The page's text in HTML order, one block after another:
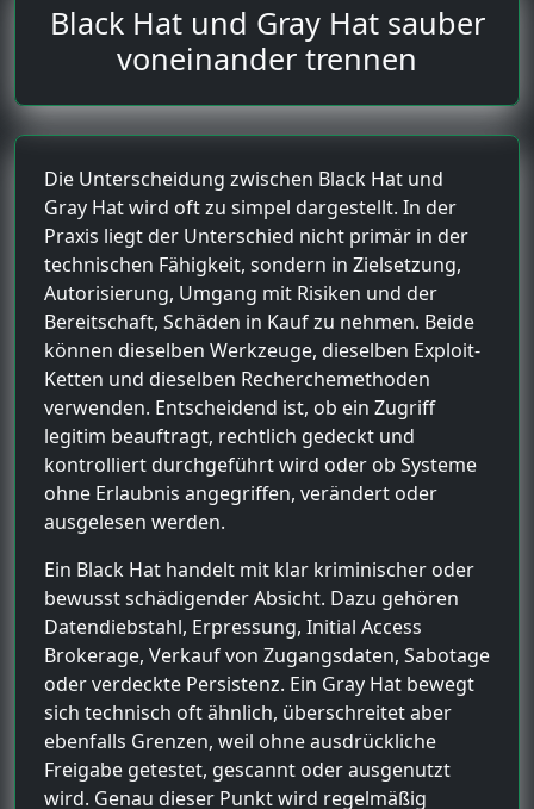
Black Hat und Gray Hat sauber
voneinander trennen
Die Unterscheidung zwischen Black Hat und
Gray Hat wird oft zu simpel dargestellt. In der
Praxis liegt der Unterschied nicht primär in der
technischen Fähigkeit, sondern in Zielsetzung,
Autorisierung, Umgang mit Risiken und der
Bereitschaft, Schäden in Kauf zu nehmen. Beide
können dieselben Werkzeuge, dieselben Exploit-
Ketten und dieselben Recherchemethoden
verwenden. Entscheidend ist, ob ein Zugriff
legitim beauftragt, rechtlich gedeckt und
kontrolliert durchgeführt wird oder ob Systeme
ohne Erlaubnis angegriffen, verändert oder
ausgelesen werden.
Ein Black Hat handelt mit klar kriminischer oder
bewusst schädigender Absicht. Dazu gehören
Datendiebstahl, Erpressung, Initial Access
Brokerage, Verkauf von Zugangsdaten, Sabotage
oder verdeckte Persistenz. Ein Gray Hat bewegt
sich technisch oft ähnlich, überschreitet aber
ebenfalls Grenzen, weil ohne ausdrückliche
Freigabe getestet, gescannt oder ausgenutzt
wird. Genau dieser Punkt wird regelmäßig